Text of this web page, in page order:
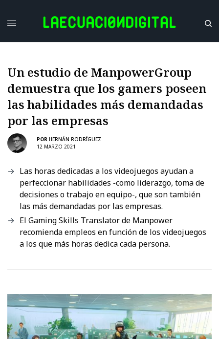
Un estudio de ManpowerGroup
demuestra que los gamers poseen
las habilidades más demandadas
por las empresas
POR HERNÁN RODRÍGUEZ
12 MARZO 2021
Las horas dedicadas a los videojuegos ayudan a
perfeccionar habilidades -como liderazgo, toma de
decisiones o trabajo en equipo-, que son también
las más demandadas por las empresas.
El Gaming Skills Translator de Manpower
recomienda empleos en función de los videojuegos
a los que más horas dedica cada persona.